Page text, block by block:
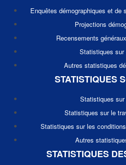
Enquêtes démographiques et de
Projections
Recensements
Statistiques
Autres statistiques
STATISTIQUES
Statistiques sur
Statistiques sur le
Statistiques sur les
Autres
STATISTIQUES